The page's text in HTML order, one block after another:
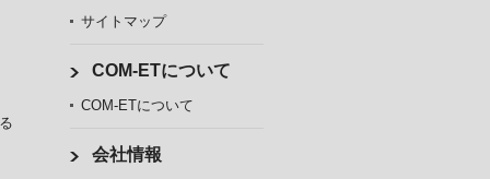
サイトマップ
COM-ETについて
COM-ETについて
会社情報